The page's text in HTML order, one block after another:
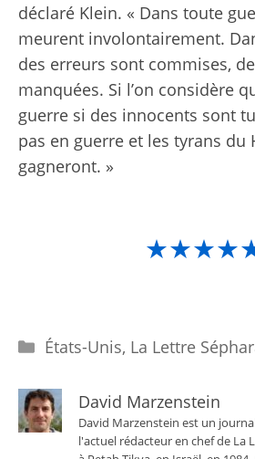
déclaré Klein. « Dans toute
meurent involontairement.
des erreurs sont commises,
manquées. Si l’on considère
guerre si des innocents sont
pas en guerre et les tyrans du
gagneront. »
Catégories
États-Unis, La Lettre
David Marzenstein
David Marzenstein est un
l'actuel rédacteur en chef de La